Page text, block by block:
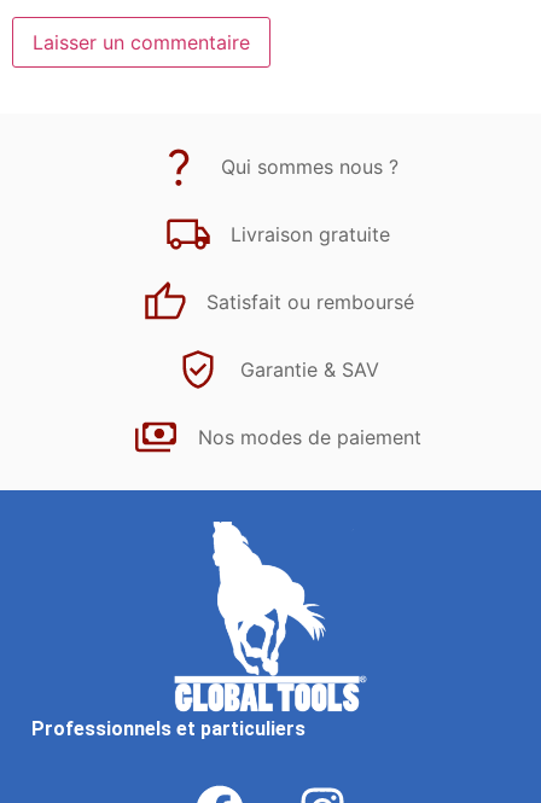
Qui sommes nous ?
Livraison gratuite
Satisfait ou remboursé
Garantie & SAV
Nos modes de paiement
Professionnels et particuliers